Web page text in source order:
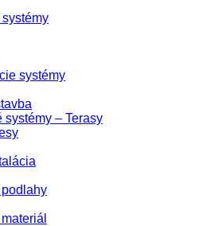
systémy
systémy – Terasy